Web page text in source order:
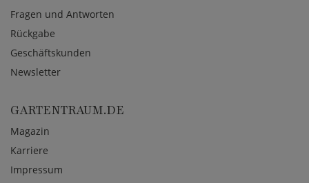
Fragen und Antworten
Rückgabe
Geschäftskunden
Newsletter
GARTENTRAUM.DE
Magazin
Karriere
Impressum